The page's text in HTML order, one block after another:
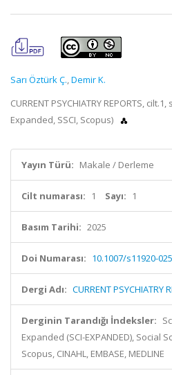
Sarı Öztürk Ç.,Demir K.
CURRENT PSYCHIATRY REPORTS,
Expanded, SSCI, Scopus)
Yayın Türü: Makale / Derleme
Cilt numarası: 1 Sayı: 1
Basım Tarihi: 2025
Doi Numarası: 10.1007/s11920-
Dergi Adı: CURRENT PSYCHIATRY
Derginin Tarandığı İndeksler:
Expanded (SCI-EXPANDED), Social
Scopus, CINAHL, EMBASE, MEDLINE